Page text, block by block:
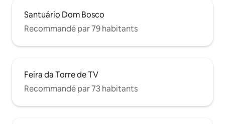
Santuário Dom Bosco
Recommandé par 79 habitants
Feira da Torre de TV
Recommandé par 73 habitants